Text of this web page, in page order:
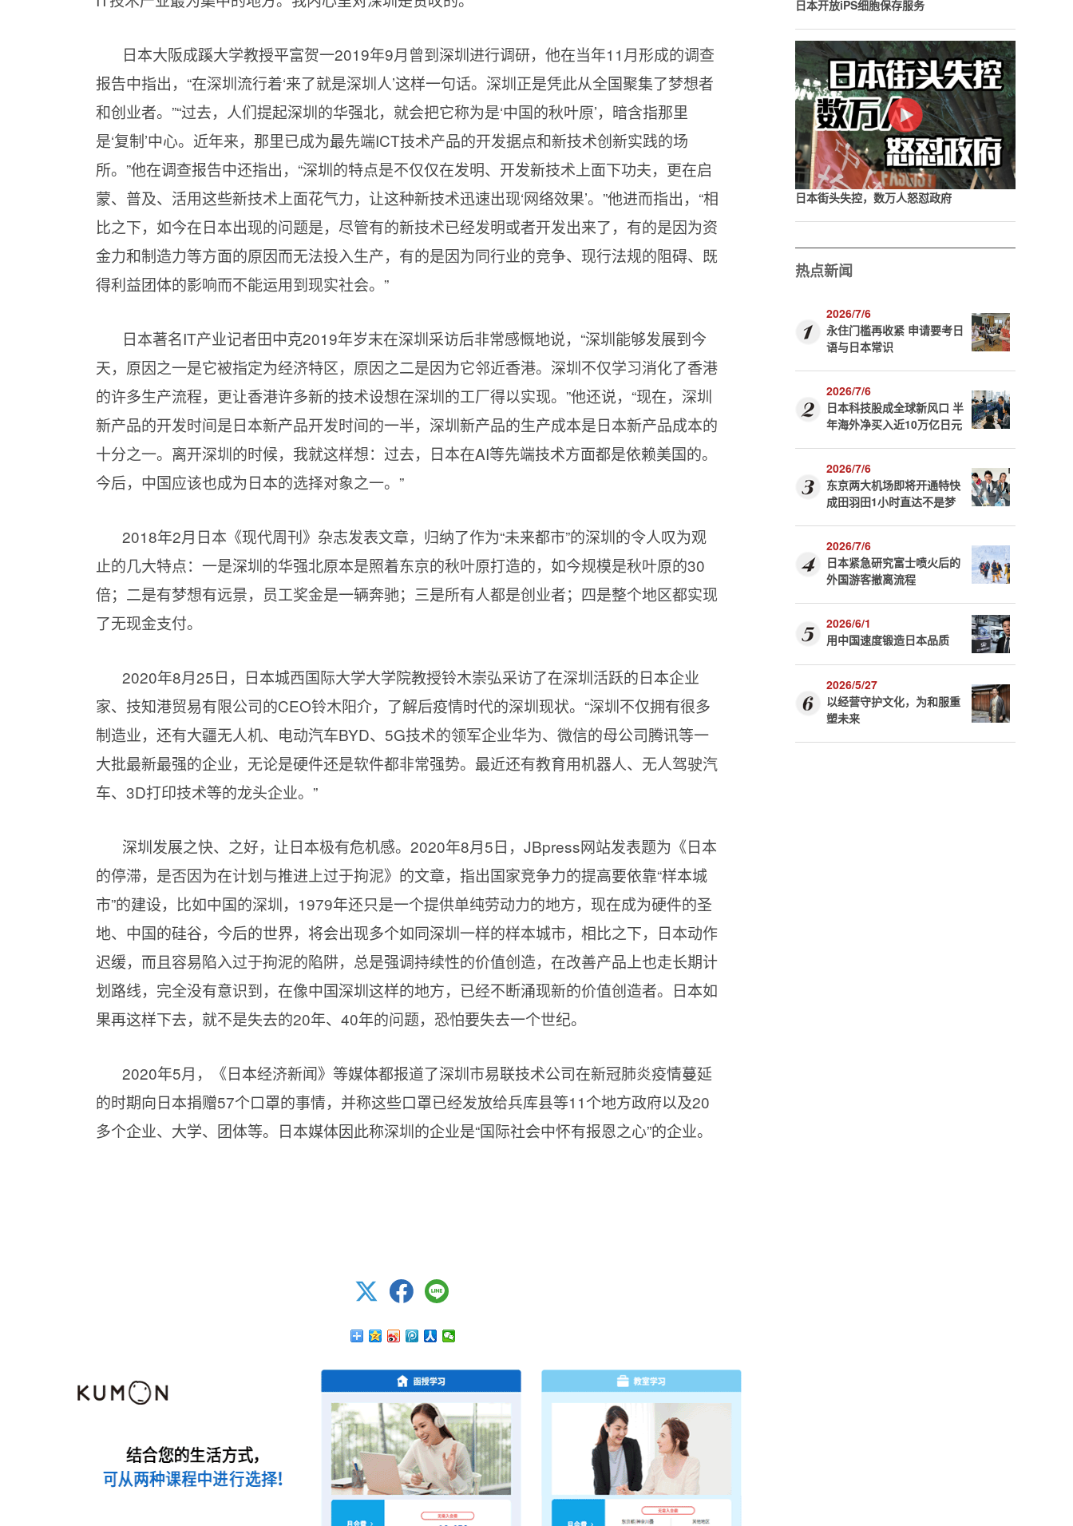
日本大阪成蹊大学教授平富贺一2019年9月曾到深圳进行调研，他在当年11月形成的调查
报告中指出，“在深圳流行着‘来了就是深圳人’这样一句话。深圳正是凭此从全国聚集了梦想者
和创业者。”“过去，人们提起深圳的华强北，就会把它称为是‘中国的秋叶原’，暗含指那里
是‘复制’中心。近年来，那里已成为最先端ICT技术产品的开发据点和新技术创新实践的场
所。”他在调查报告中还指出，“深圳的特点是不仅仅在发明、开发新技术上面下功夫，更在启
蒙、普及、活用这些新技术上面花气力，让这种新技术迅速出现‘网络效果’。”他进而指出，“相
比之下，如今在日本出现的问题是，尽管有的新技术已经发明或者开发出来了，有的是因为资
金力和制造力等方面的原因而无法投入生产，有的是因为同行业的竞争、现行法规的阻碍、既
得利益团体的影响而不能运用到现实社会。”
日本著名IT产业记者田中克2019年岁末在深圳采访后非常感慨地说，“深圳能够发展到今
天，原因之一是它被指定为经济特区，原因之二是因为它邻近香港。深圳不仅学习消化了香港
的许多生产流程，更让香港许多新的技术设想在深圳的工厂得以实现。”他还说，“现在，深圳
新产品的开发时间是日本新产品开发时间的一半，深圳新产品的生产成本是日本新产品成本的
十分之一。离开深圳的时候，我就这样想：过去，日本在AI等先端技术方面都是依赖美国的。
今后，中国应该也成为日本的选择对象之一。”
2018年2月日本《现代周刊》杂志发表文章，归纳了作为“未来都市”的深圳的令人叹为观
止的几大特点：一是深圳的华强北原本是照着东京的秋叶原打造的，如今规模是秋叶原的30
倍；二是有梦想有远景，员工奖金是一辆奔驰；三是所有人都是创业者；四是整个地区都实现
了无现金支付。
2020年8月25日，日本城西国际大学大学院教授铃木崇弘采访了在深圳活跃的日本企业
家、技知港贸易有限公司的CEO铃木阳介，了解后疫情时代的深圳现状。“深圳不仅拥有很多
制造业，还有大疆无人机、电动汽车BYD、5G技术的领军企业华为、微信的母公司腾讯等一
大批最新最强的企业，无论是硬件还是软件都非常强势。最近还有教育用机器人、无人驾驶汽
车、3D打印技术等的龙头企业。”
深圳发展之快、之好，让日本极有危机感。2020年8月5日，JBpress网站发表题为《日本
的停滞，是否因为在计划与推进上过于拘泥》的文章，指出国家竞争力的提高要依靠“样本城
市”的建设，比如中国的深圳，1979年还只是一个提供单纯劳动力的地方，现在成为硬件的圣
地、中国的硅谷，今后的世界，将会出现多个如同深圳一样的样本城市，相比之下，日本动作
迟缓，而且容易陷入过于拘泥的陷阱，总是强调持续性的价值创造，在改善产品上也走长期计
划路线，完全没有意识到，在像中国深圳这样的地方，已经不断涌现新的价值创造者。日本如
果再这样下去，就不是失去的20年、40年的问题，恐怕要失去一个世纪。
2020年5月，《日本经济新闻》等媒体都报道了深圳市易联技术公司在新冠肺炎疫情蔓延
的时期向日本捐赠57个口罩的事情，并称这些口罩已经发放给兵库县等11个地方政府以及20
多个企业、大学、团体等。日本媒体因此称深圳的企业是“国际社会中怀有报恩之心”的企业。
日本开放iPS细胞保存服务
日本街头失控，数万人怒怼政府
热点新闻
2026/7/6
永住门槛再收紧 申请要考日
语与日本常识
2026/7/6
日本科技股成全球新风口 半
年海外净买入近10万亿日元
2026/7/6
东京两大机场即将开通特快
成田羽田1小时直达不是梦
2026/7/6
日本紧急研究富士喷火后的
外国游客撤离流程
2026/6/1
用中国速度锻造日本品质
2026/5/27
以经营守护文化，为和服重
塑未来